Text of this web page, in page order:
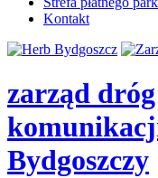
Kontakt
zarząd
Bydgoszczy